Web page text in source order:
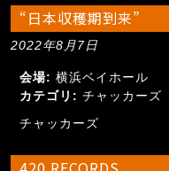
“日本収穫期到来”
2022年8月7日
会場: 横浜ベイホール
カテゴリ: チャッカーズ
チャッカーズ